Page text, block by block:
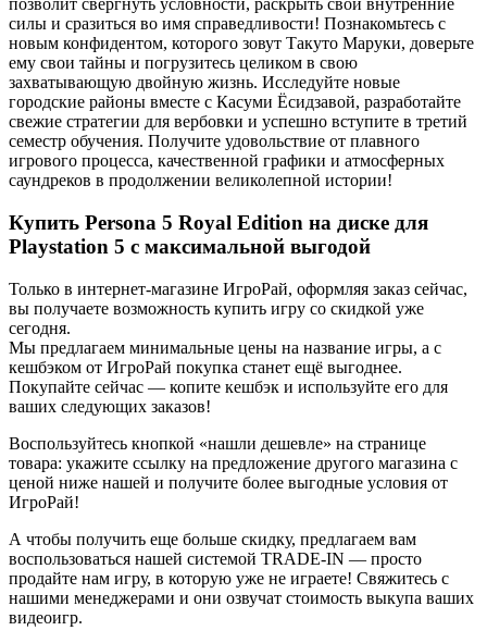
позволит свергнуть условности, раскрыть свои внутренние
силы и сразиться во имя справедливости! Познакомьтесь с
новым конфидентом, которого зовут Такуто Маруки, доверьте
ему свои тайны и погрузитесь целиком в свою
захватывающую двойную жизнь. Исследуйте новые
городские районы вместе с Касуми Ёсидзавой, разработайте
свежие стратегии для вербовки и успешно вступите в третий
семестр обучения. Получите удовольствие от плавного
игрового процесса, качественной графики и атмосферных
саундреков в продолжении великолепной истории!
Купить Persona 5 Royal Edition на диске для
Playstation 5 с максимальной выгодой
Только в интернет-магазине ИгроРай, оформляя заказ сейчас,
вы получаете возможность купить игру со скидкой уже
сегодня.
Мы предлагаем минимальные цены на название игры, а с
кешбэком от ИгроРай покупка станет ещё выгоднее.
Покупайте сейчас — копите кешбэк и используйте его для
ваших следующих заказов!
Воспользуйтесь кнопкой «нашли дешевле» на странице
товара: укажите ссылку на предложение другого магазина с
ценой ниже нашей и получите более выгодные условия от
ИгроРай!
А чтобы получить еще больше скидку, предлагаем вам
воспользоваться нашей системой TRADE-IN — просто
продайте нам игру, в которую уже не играете! Свяжитесь с
нашими менеджерами и они озвучат стоимость выкупа ваших
видеоигр.